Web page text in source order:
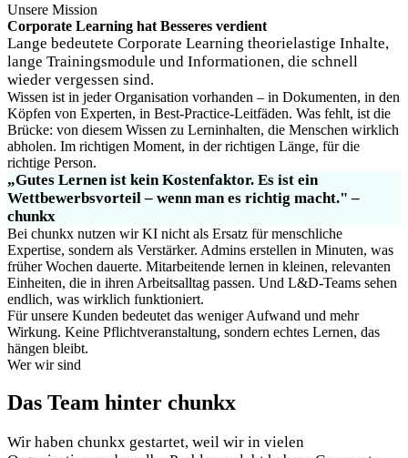
Unsere Mission
Corporate Learning hat Besseres verdient
Lange bedeutete Corporate Learning theorielastige Inhalte,
lange Trainingsmodule und Informationen, die schnell
wieder vergessen sind.
Wissen ist in jeder Organisation vorhanden – in Dokumenten, in den
Köpfen von Experten, in Best-Practice-Leitfäden. Was fehlt, ist die
Brücke: von diesem Wissen zu Lerninhalten, die Menschen wirklich
abholen. Im richtigen Moment, in der richtigen Länge, für die
richtige Person.
„Gutes Lernen ist kein Kostenfaktor. Es ist ein
Wettbewerbsvorteil – wenn man es richtig macht." –
chunkx
Bei chunkx nutzen wir KI nicht als Ersatz für menschliche
Expertise, sondern als Verstärker. Admins erstellen in Minuten, was
früher Wochen dauerte. Mitarbeitende lernen in kleinen, relevanten
Einheiten, die in ihren Arbeitsalltag passen. Und L&D-Teams sehen
endlich, was wirklich funktioniert.
Für unsere Kunden bedeutet das weniger Aufwand und mehr
Wirkung. Keine Pflichtveranstaltung, sondern echtes Lernen, das
hängen bleibt.
Wer wir sind
Das Team hinter chunkx
Wir haben chunkx gestartet, weil wir in vielen